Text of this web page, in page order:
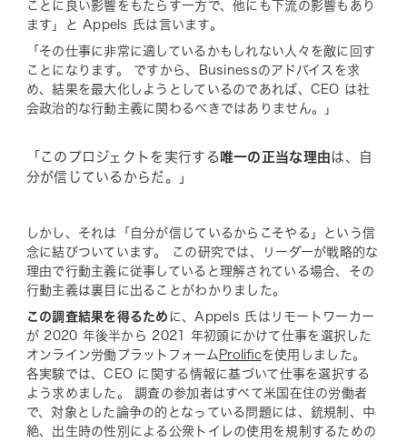
ことに良い影響をもたらす一方で、他にも下流の影響もあり
ます」と Appels 氏は言います。
「その仕事に非常に適しているかもしれない人々を敵に回す
ことになります。 ですから、Businessのアドバイスを求
め、結果を最大化しようとしているのであれば、CEO は社
会政治的な行動主義に関わるべきではありません。」
「このプロジェクトを実行する 唯一の正当な理由 は、自
分が信じているからだ。」
しかし、それは「自分が信じているからこそやる」という信
念に結びついています。 この研究では、リーダーが戦略的な
理由で行動主義に従事していると理解されている場合、その
行動主義は裏目に出ることがわかりました。
この調査結果を得るため に、Appels 氏はリモートワーカー
が 2020 年後半から 2021 年初頭にかけて仕事を選択した
オンライン労働プラットフォーム Prolificを使用しました。
各実験では、CEO に関する情報に基づいて仕事を選択する
よう求めました。 調査の参加者はすべて米国在住の労働者
で、対象とした論争の的となっている問題には、銃規制、中
絶、出生時の性別による公衆トイレの使用を規制するための